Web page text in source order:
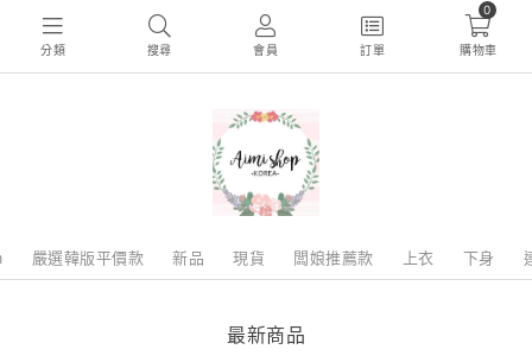
分類 搜尋 會員 訂單
0
購物車
嚴選韓版平價款 新品 現貨 闆娘推薦款 上衣 下身
最新商品